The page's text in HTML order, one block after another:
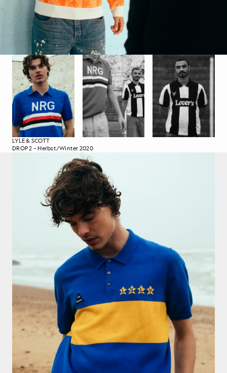
LYLE & SCOTT
DROP 2 – Herbst/Winter 2020